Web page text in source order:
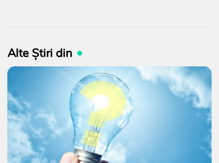
Alte Știri din